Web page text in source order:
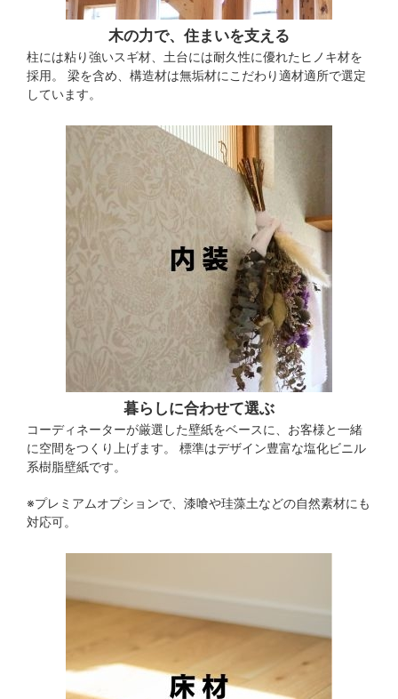
木の力で、住まいを支える
柱には粘り強いスギ材、土台には耐久性に優れたヒノキ材を
採用。 梁を含め、構造材は無垢材にこだわり適材適所で選定
しています。
暮らしに合わせて選ぶ
コーディネーターが厳選した壁紙をベースに、お客様と一緒
に空間をつくり上げます。 標準はデザイン豊富な塩化ビニル
系樹脂壁紙です。
※プレミアムオプションで、漆喰や珪藻土などの自然素材にも
対応可。